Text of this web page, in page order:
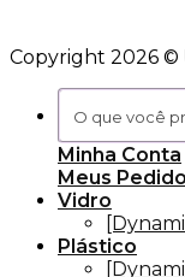
Copyright 2026 ©
Minha Conta
Meus
Vidro
Plástico